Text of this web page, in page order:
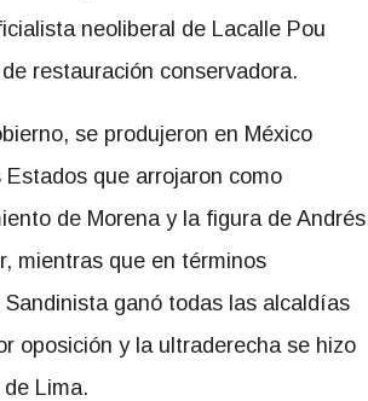
neoliberal de Lacalle Pou
restauración conservadora.
se produjeron en México
que arrojaron como
de Morena y la figura de Andrés
mientras que en términos
ganó todas las alcaldías
oposición y la ultraderecha se hizo
Lima.